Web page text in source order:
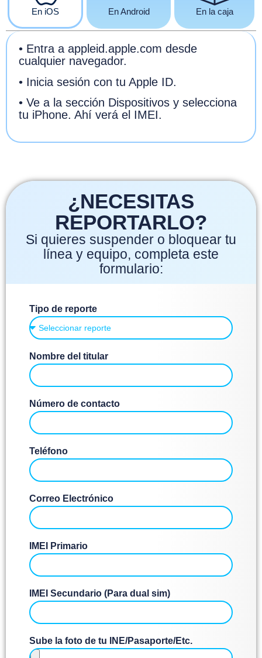
En iOS En Android En la caja
• Entra a appleid.apple.com desde
cualquier navegador.
• Inicia sesión con tu Apple ID.
• Ve a la sección Dispositivos y selecciona
tu iPhone. Ahí verá el IMEI.
¿NECESITAS
REPORTARLO?
Si quieres suspender o bloquear tu
línea y equipo, completa este
formulario:
Tipo de reporte
Nombre del titular
Número de contacto
Teléfono
Correo Electrónico
IMEI Primario
IMEI Secundario (Para dual sim)
Sube la foto de tu INE/Pasaporte/Etc.